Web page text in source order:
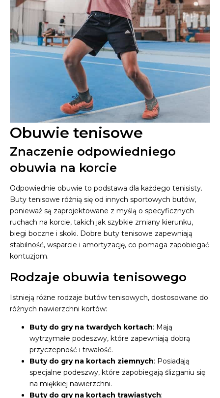
Obuwie tenisowe
Znaczenie odpowiedniego
obuwia na korcie
Odpowiednie obuwie to podstawa dla każdego tenisisty.
Buty tenisowe różnią się od innych sportowych butów,
ponieważ są zaprojektowane z myślą o specyficznych
ruchach na korcie, takich jak szybkie zmiany kierunku,
biegi boczne i skoki. Dobre buty tenisowe zapewniają
stabilność, wsparcie i amortyzację, co pomaga zapobiegać
kontuzjom.
Rodzaje obuwia tenisowego
Istnieją różne rodzaje butów tenisowych, dostosowane do
różnych nawierzchni kortów:
Buty do gry na twardych kortach: Mają
wytrzymałe podeszwy, które zapewniają dobrą
przyczepność i trwałość.
Buty do gry na kortach ziemnych: Posiadają
specjalne podeszwy, które zapobiegają ślizganiu się
na miękkiej nawierzchni.
Buty do gry na kortach trawiastych: